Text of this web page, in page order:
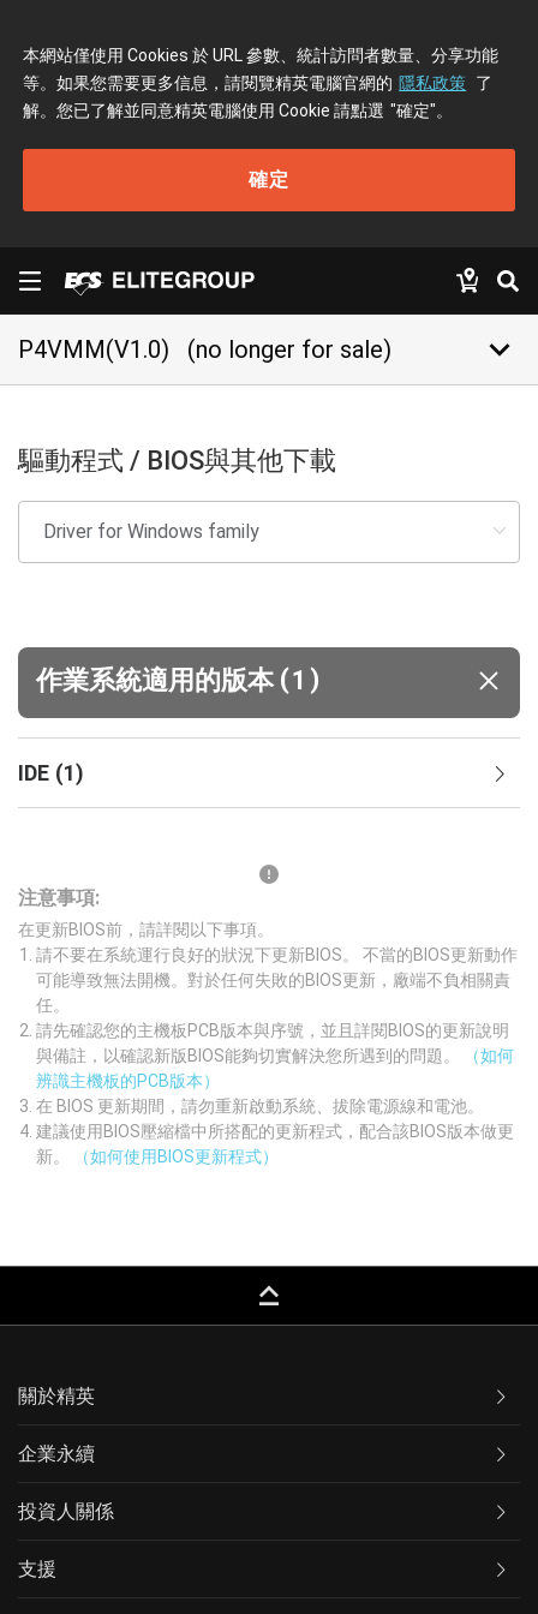
本網站僅使用 Cookies 於 URL 參數、統計訪問者數量、分享功能
等。如果您需要更多信息，請閱覽精英電腦官網的 隱私政策 了
解。您已了解並同意精英電腦使用 Cookie 請點選 "確定"。
確定
P4VMM(V1.0) (no longer for sale) keyboard_arrow_down
驅動程式 / BIOS與其他下載
作業系統適用的版本 (1 )
IDE (1)
注意事項:
在更新BIOS前，請詳閱以下事項。
請不要在系統運行良好的狀況下更新BIOS。 不當的BIOS更新動作
可能導致無法開機。對於任何失敗的BIOS更新，廠端不負相關責
任。
請先確認您的主機板PCB版本與序號，並且詳閱BIOS的更新說明
與備註，以確認新版BIOS能夠切實解決您所遇到的問題。
（如何
辨識主機板的PCB版本）
在 BIOS 更新期間，請勿重新啟動系統、拔除電源線和電池。
建議使用BIOS壓縮檔中所搭配的更新程式，配合該BIOS版本做更
新。
（如何使用BIOS更新程式）
keyboard_capslock
關於精英
企業永續
投資人關係
支援